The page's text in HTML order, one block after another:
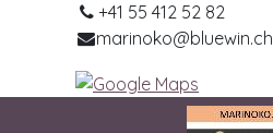
+41 55 412 52 82
marinoko@bluewin.ch